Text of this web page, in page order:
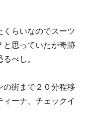
くらいなのでスーツ
と思っていたが奇跡
べし。
の街まで２０分程移
ーナ、チェックイ